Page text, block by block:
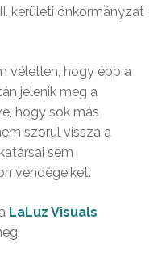
kerületi önkormányzat
véletlen, hogy épp a
jelenik meg a
hogy sok más
szorul vissza a
sem
vendégeiket.
LaLuz Visuals